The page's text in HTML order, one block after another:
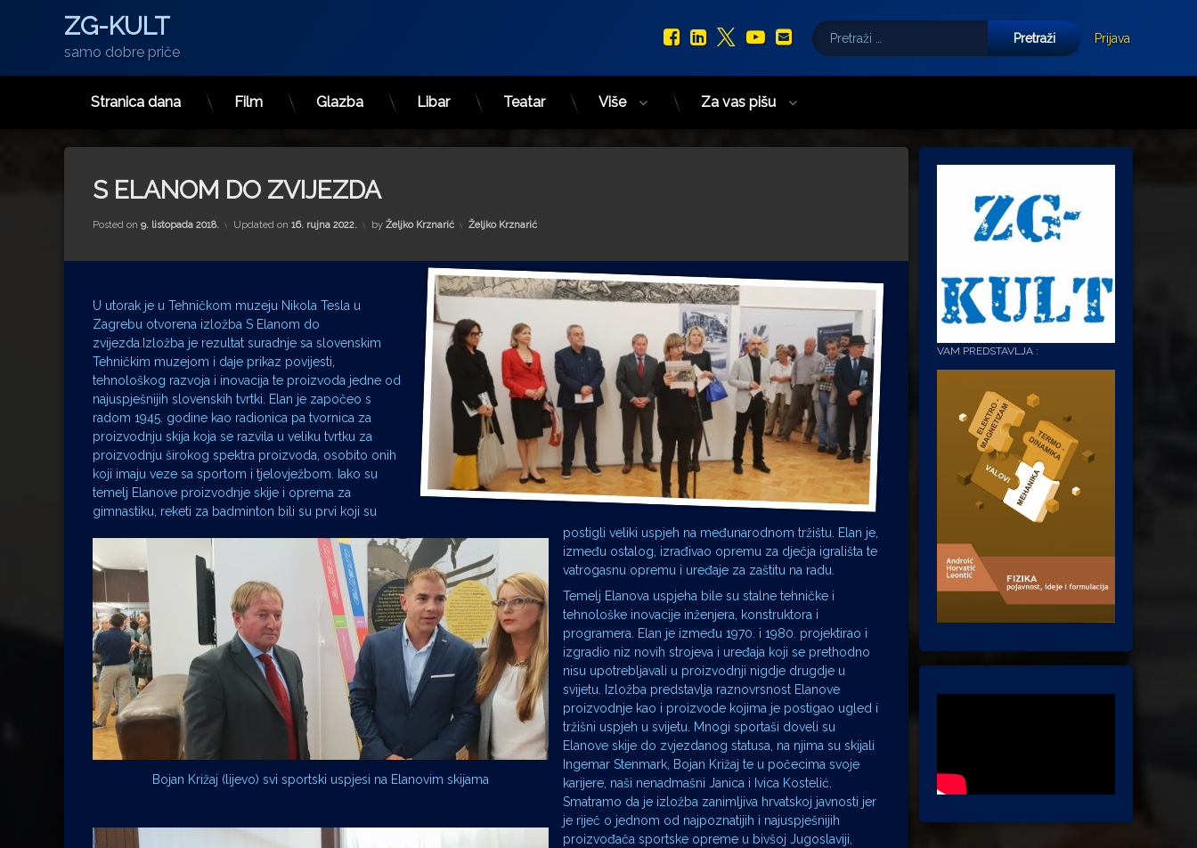
ZG-KULT
samo dobre priče
Facebook
LinkedIn
X.com
YouTube
E-mail
Pretraži:
Prijava
Stranica dana Film Glazba Libar Teatar Više Za vas pišu
S ELANOM DO ZVIJEZDA
Posted on 9. listopada 2018. Updated on 16. rujna 2022. by Željko Krznarić Kategorije:
Željko Krznarić
Bojan Križaj (lijevo) svi sportski uspjesi na Elanovim skijama
U utorak je u Tehničkom muzeju Nikola Tesla u
Zagrebu otvorena izložba S Elanom do
zvijezda.Izložba je rezultat suradnje sa slovenskim
Tehničkim muzejom i daje prikaz povijesti,
tehnološkog razvoja i inovacija te proizvoda jedne od
najuspješnijih slovenskih tvrtki. Elan je započeo s
radom 1945. godine kao radionica pa tvornica za
proizvodnju skija koja se razvila u veliku tvrtku za
proizvodnju širokog spektra proizvoda, osobito onih
koji imaju veze sa sportom i tjelovježbom. Iako su
temelj Elanove proizvodnje skije i oprema za
gimnastiku, reketi za badminton bili su prvi koji su
postigli veliki uspjeh na međunarodnom tržištu. Elan je,
između ostalog, izrađivao opremu za dječja igrališta te
vatrogasnu opremu i uređaje za zaštitu na radu.
Temelj Elanova uspjeha bile su stalne tehničke i
tehnološke inovacije inženjera, konstruktora i
programera. Elan je između 1970. i 1980. projektirao i
izgradio niz novih strojeva i uređaja koji se prethodno
nisu upotrebljavali u proizvodnji nigdje drugdje u
svijetu. Izložba predstavlja raznovrsnost Elanove
proizvodnje kao i proizvode kojima je postigao ugled i
tržišni uspjeh u svijetu. Mnogi sportaši doveli su
Elanove skije do zvjezdanog statusa, na njima su skijali
Ingemar Stenmark, Bojan Križaj te u počecima svoje
karijere, naši nenadmašni Janica i Ivica Kostelić.
Smatramo da je izložba zanimljiva hrvatskoj javnosti jer
je riječ o jednom od najpoznatijih i najuspješnijih
proizvođača sportske opreme u bivšoj Jugoslaviji,
VAM PREDSTAVLJA :